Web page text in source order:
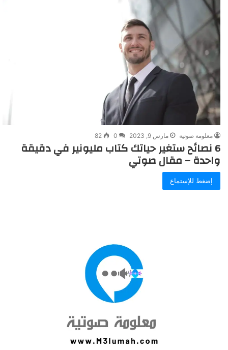
معلومة صوتية مارس 9, 2023 0
82
6 نصائح ستغير حياتك كتاب مليونير في دقيقة
واحدة – مقال صوتي
إضغط للإستماع